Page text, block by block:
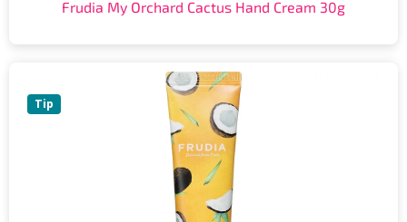
Frudia My Orchard Cactus Hand Cream 30g
Tip